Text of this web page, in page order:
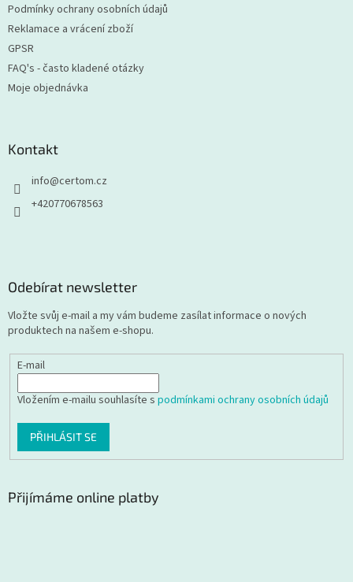
Podmínky ochrany osobních údajů
Reklamace a vrácení zboží
GPSR
FAQ's - často kladené otázky
Moje objednávka
Kontakt
info@certom.cz
+420770678563
Odebírat newsletter
Vložte svůj e-mail a my vám budeme zasílat informace o nových
produktech na našem e-shopu.
E-mail
Vložením e-mailu souhlasíte s podmínkami ochrany osobních údajů
PŘIHLÁSIT SE
Přijímáme online platby